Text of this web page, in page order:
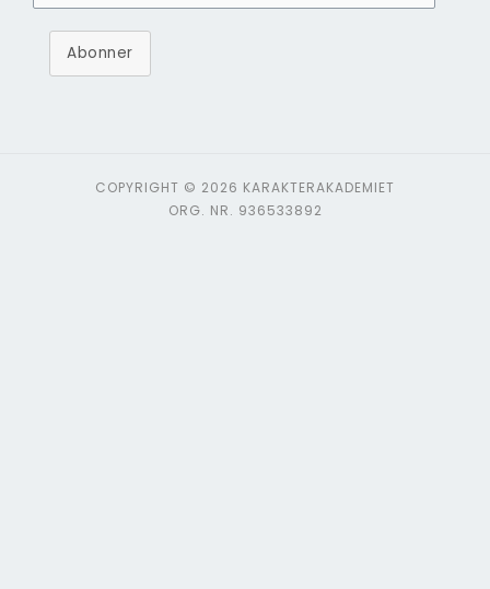
Abonner
COPYRIGHT © 2026 KARAKTERAKADEMIET
ORG. NR. 936533892